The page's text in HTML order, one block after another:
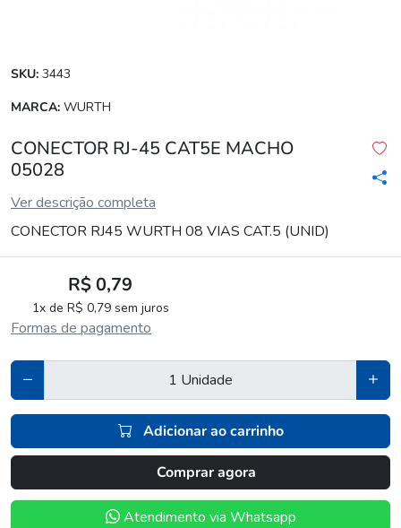
SKU: 3443
MARCA: WURTH
CONECTOR RJ-45 CAT5E MACHO
05028
Ver descrição completa
CONECTOR RJ45 WURTH 08 VIAS CAT.5 (UNID)
R$ 0,79
1x de R$ 0,79 sem juros
Formas de pagamento
Adicionar ao carrinho
Comprar agora
Atendimento via Whatsapp